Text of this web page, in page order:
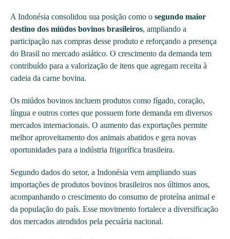
A Indonésia consolidou sua posição como o segundo maior
destino dos miúdos bovinos brasileiros, ampliando a
participação nas compras desse produto e reforçando a presença
do Brasil no mercado asiático. O crescimento da demanda tem
contribuído para a valorização de itens que agregam receita à
cadeia da carne bovina.
Os miúdos bovinos incluem produtos como fígado, coração,
língua e outros cortes que possuem forte demanda em diversos
mercados internacionais. O aumento das exportações permite
melhor aproveitamento dos animais abatidos e gera novas
oportunidades para a indústria frigorífica brasileira.
Segundo dados do setor, a Indonésia vem ampliando suas
importações de produtos bovinos brasileiros nos últimos anos,
acompanhando o crescimento do consumo de proteína animal e
da população do país. Esse movimento fortalece a diversificação
dos mercados atendidos pela pecuária nacional.